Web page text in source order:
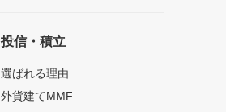
投信・積立
選ばれる理由
外貨建てMMF